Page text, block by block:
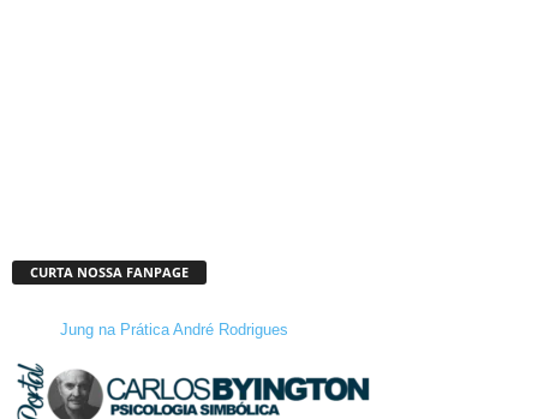
CURTA NOSSA FANPAGE
Jung na Prática André Rodrigues